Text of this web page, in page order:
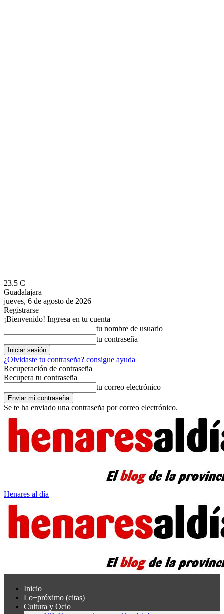
23.5 C
Guadalajara
jueves, 6 de agosto de 2026
Registrarse
¡Bienvenido! Ingresa en tu cuenta
tu nombre de usuario
tu contraseña
¿Olvidaste tu contraseña? consigue ayuda
Recuperación de contraseña
Recupera tu contraseña
tu correo electrónico
Se te ha enviado una contraseña por correo electrónico.
Henares al día
Inicio
Lo+próximo (citas)
Cultura y Ocio